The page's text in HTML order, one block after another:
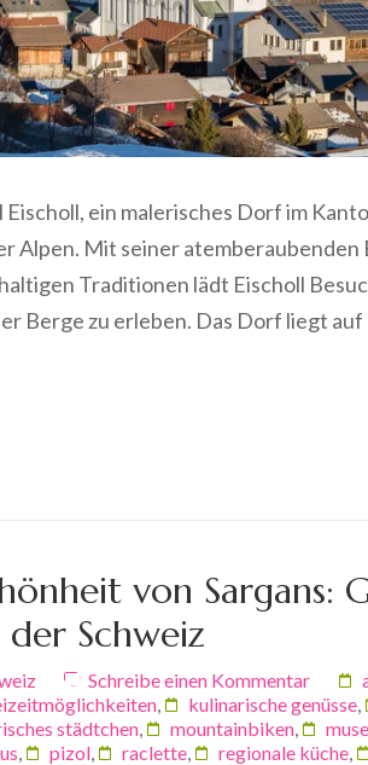
ein malerisches Dorf im
Alpen. Mit seiner atemberaubenden
Traditionen lädt Eischoll
Berge zu erleben. Das Dorf liegt
von Sargans:
Schweiz
Schreibe einen Kommentar
, kulinarische genüsse,
städtchen, mountainbiken,
, pizol, raclette, regionale küche,